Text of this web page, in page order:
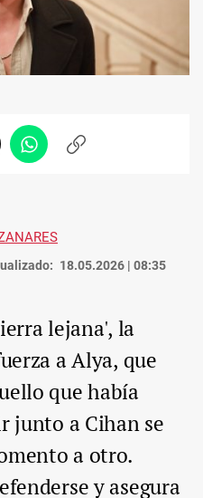
WhatsappCopiar
18.05.2026 | 08:35
lejana', la
a Alya, que
que había
junto a Cihan se
a otro.
y asegura